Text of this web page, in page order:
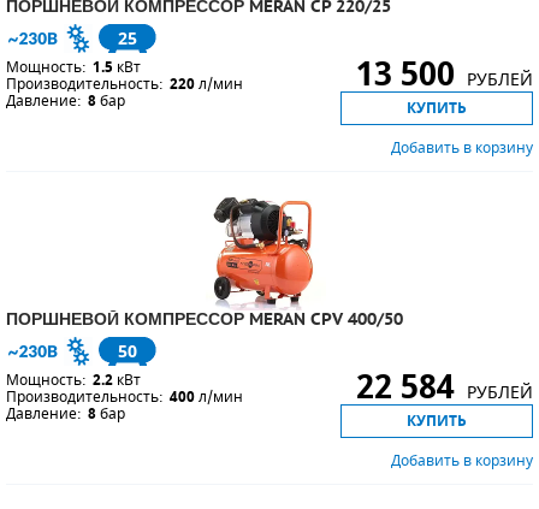
ПОРШНЕВОЙ КОМПРЕССОР MERAN CP 220/25
25
Мощность: 1.5 кВт
Производительность: 220л/мин
Давление: 8бар
13 500 РУБЛЕЙ
КУПИТЬ
Добавить в корзину
ПОРШНЕВОЙ КОМПРЕССОР MERAN CPV 400/50
50
Мощность: 2.2 кВт
Производительность: 400л/мин
Давление: 8бар
22 584 РУБЛЕЙ
КУПИТЬ
Добавить в корзину
СМЕННЫЕ ЭЛЕМЕНТЫ МАГИСТРАЛЬНЫХ
ФИЛЬТРОВ
ДЛЯ АДСОРБЦИОННЫХ ОСУШИТЕЛЕЙ
ДЕТАЛИ ДВС
ФИЛЬТРЫ ТОПЛИВНЫЕ
МОТОРНОЕ МАСЛО